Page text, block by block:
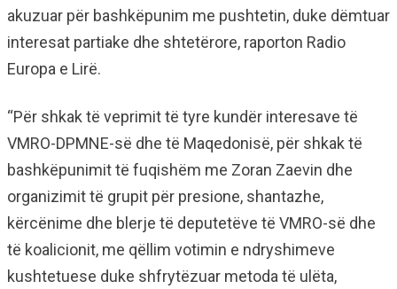
akuzuar për bashkëpunim me pushtetin, duke dëmtuar
interesat partiake dhe shtetërore, raporton Radio
Europa e Lirë.
“Për shkak të veprimit të tyre kundër interesave të
VMRO-DPMNE-së dhe të Maqedonisë, për shkak të
bashkëpunimit të fuqishëm me Zoran Zaevin dhe
organizimit të grupit për presione, shantazhe,
kërcënime dhe blerje të deputetëve të VMRO-së dhe
të koalicionit, me qëllim votimin e ndryshimeve
kushtetuese duke shfrytëzuar metoda të ulëta,